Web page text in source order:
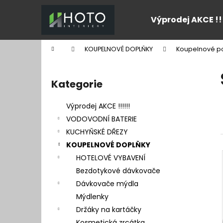
Výprodej AKCE
Domů KOUPELNOVÉ DOPLŇKY Koupelnové
Přeskočit
kategorie
Kategorie
Výprodej AKCE !!!!!!
VODOVODNÍ BATERIE
KUCHYŇSKÉ DŘEZY
KOUPELNOVÉ DOPLŇKY
HOTELOVÉ VYBAVENÍ
Bezdotykové dávkovače
Dávkovače mýdla
Mýdlenky
Držáky na kartáčky
í
Zpět
do
Zpět
do